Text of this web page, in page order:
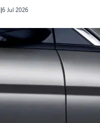
|6 Jul 2026